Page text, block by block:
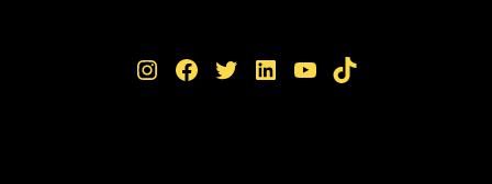
Instagram Facebook Twitter LinkedIn YouTube TikTok